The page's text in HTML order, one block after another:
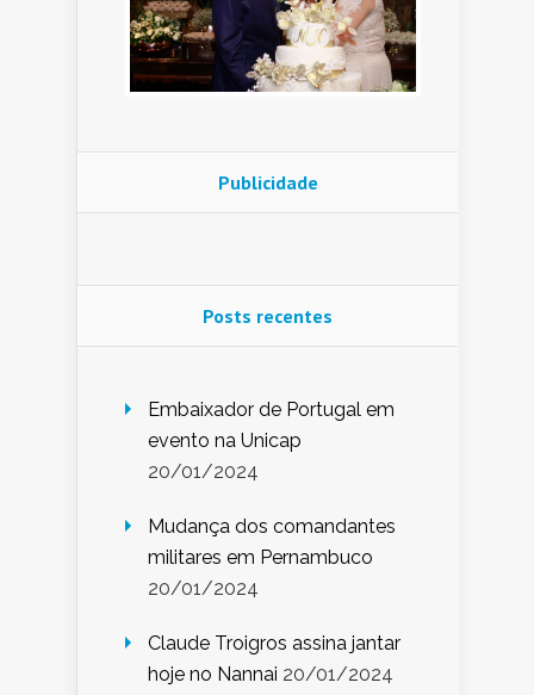
Publicidade
Posts recentes
Embaixador de Portugal em
evento na Unicap
20/01/2024
Mudança dos comandantes
militares em Pernambuco
20/01/2024
Claude Troigros assina jantar
hoje no Nannai 20/01/2024